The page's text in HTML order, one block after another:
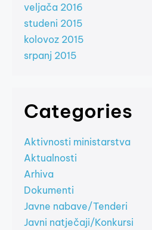
veljača 2016
studeni 2015
kolovoz 2015
srpanj 2015
Categories
Aktivnosti ministarstva
Aktualnosti
Arhiva
Dokumenti
Javne nabave/Tenderi
Javni natječaji/Konkursi